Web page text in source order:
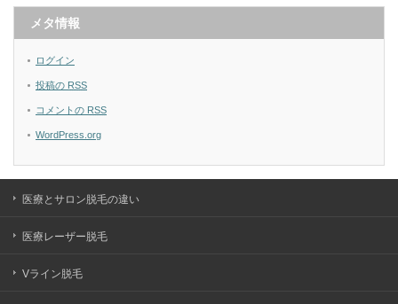
メタ情報
ログイン
投稿の RSS
コメントの RSS
WordPress.org
医療とサロン脱毛の違い
医療レーザー脱毛
Vライン脱毛